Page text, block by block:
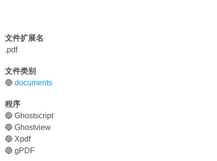
文件扩展名
.pdf
文件类别
🔵 documents
程序
🔵 Ghostscript
🔵 Ghostview
🔵 Xpdf
🔵 gPDF